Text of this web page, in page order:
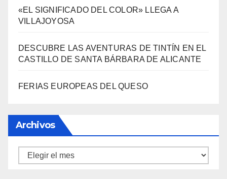
«EL SIGNIFICADO DEL COLOR» LLEGA A
DESCUBRE LAS AVENTURAS DE TINTÍN EN EL
FERIAS EUROPEAS DEL QUESO
Archivos
Archivos